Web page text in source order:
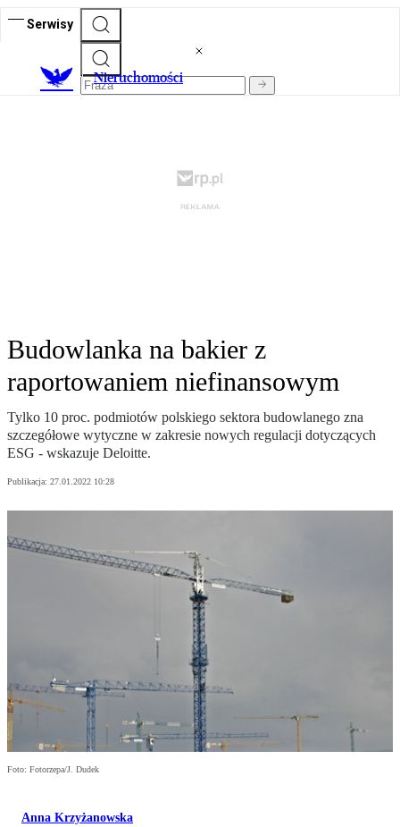
Serwisy
Nieruchomości
Budowlanka na bakier z
raportowaniem niefinansowym
Tylko 10 proc. podmiotów polskiego sektora budowlanego zna
szczegółowe wytyczne w zakresie nowych regulacji dotyczących
ESG - wskazuje Deloitte.
Publikacja: 27.01.2022 10:28
Foto: Fotorzepa/J. Dudek
Anna Krzyżanowska